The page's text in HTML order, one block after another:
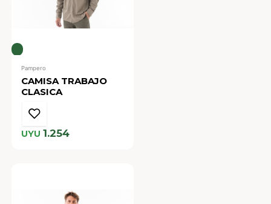
Pampero
CAMISA TRABAJO
CLASICA
UYU 1.254